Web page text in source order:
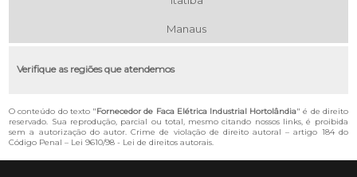
Manaus
Verifique as regiões que atendemos
O conteúdo do texto "Fornecedor de Faca Elétrica Industrial Hortolândia" é de direito
reservado. Sua reprodução, parcial ou total, mesmo citando nossos links, é proibida
sem a autorização do autor. Crime de violação de direito autoral – artigo 184 do
Código Penal – Lei 9610/98 - Lei de direitos autorais.